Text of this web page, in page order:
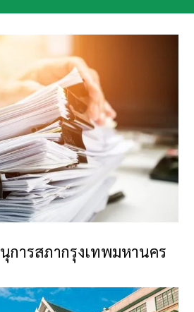
การสภากรุงเทพมหานคร